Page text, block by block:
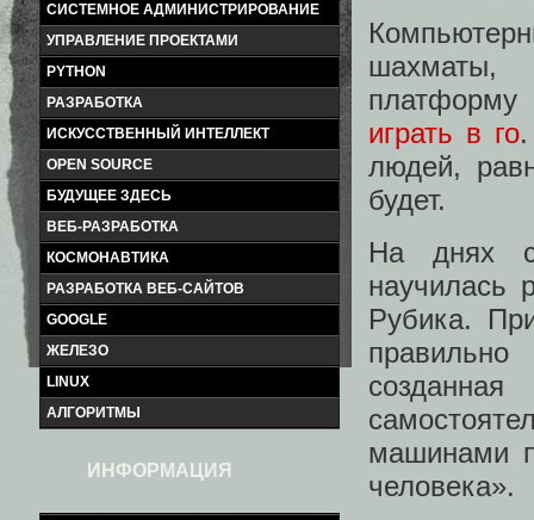
СИСТЕМНОЕ АДМИНИСТРИРОВАНИЕ
УПРАВЛЕНИЕ ПРОЕКТАМИ
PYTHON
РАЗРАБОТКА
ИСКУССТВЕННЫЙ ИНТЕЛЛЕКТ
OPEN SOURCE
БУДУЩЕЕ ЗДЕСЬ
ВЕБ-РАЗРАБОТКА
КОСМОНАВТИКА
РАЗРАБОТКА ВЕБ-САЙТОВ
GOOGLE
ЖЕЛЕЗО
LINUX
АЛГОРИТМЫ
ИНФОРМАЦИЯ
шахматы,
играть в го
людей,
будет.
На днях
научилась
Рубика.
машинами
человека».